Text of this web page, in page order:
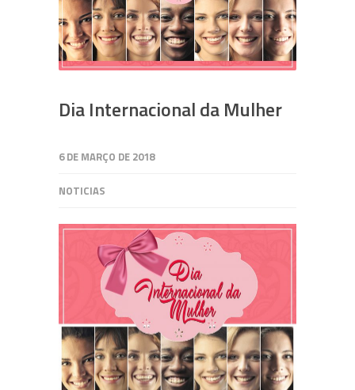
Dia Internacional da Mulher
6 DE MARÇO DE 2018
NOTICIAS